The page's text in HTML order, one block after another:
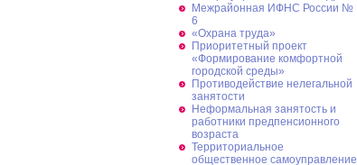
Межрайонная ИФНС России №
6
«Охрана труда»
Приоритетный проект
«Формирование комфортной
городской среды»
Противодействие нелегальной
занятости
Неформальная занятость и
работники предпенсионного
возраста
Территориальное
общественное самоуправление